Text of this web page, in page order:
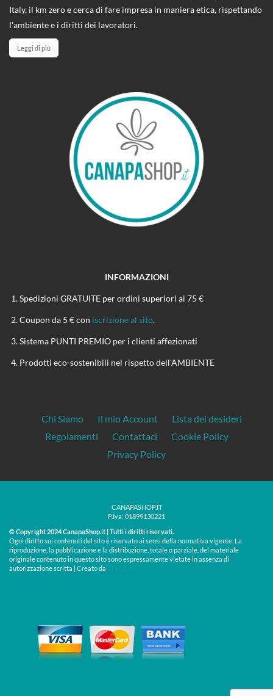
Italy, il km zero e cerca di fare impresa in maniera etica, rispettando
l'ambiente e i diritti dei lavoratori.
Leggi di più
INFORMAZIONI
Spedizioni GRATUITE per ordini superiori ai 75 €
Coupon da 5 € con iscrizione al sito.
Sistema PUNTI PREMIO per i clienti affezionati
Prodotti eco-sostenibili nel rispetto dell'AMBIENTE
Chi Siamo Il mio Account
Lista dei desideri
Regolamenti
Contattaci
Cookie Policy
Privacy Policy
CANAPASHOP.IT
P.Iva: 01899130221
© Copyright 2024 CanapaShop.it | Tutti i diritti riservati.
Ogni diritto sui contenuti del sito è riservato ai sensi della normativa vigente. La
riproduzione, la pubblicazione e la distribuzione, totale o parziale, del materiale
originale contenuto in questo sito sono espressamente vietate in assenza di
autorizzazione scritta | Creato da